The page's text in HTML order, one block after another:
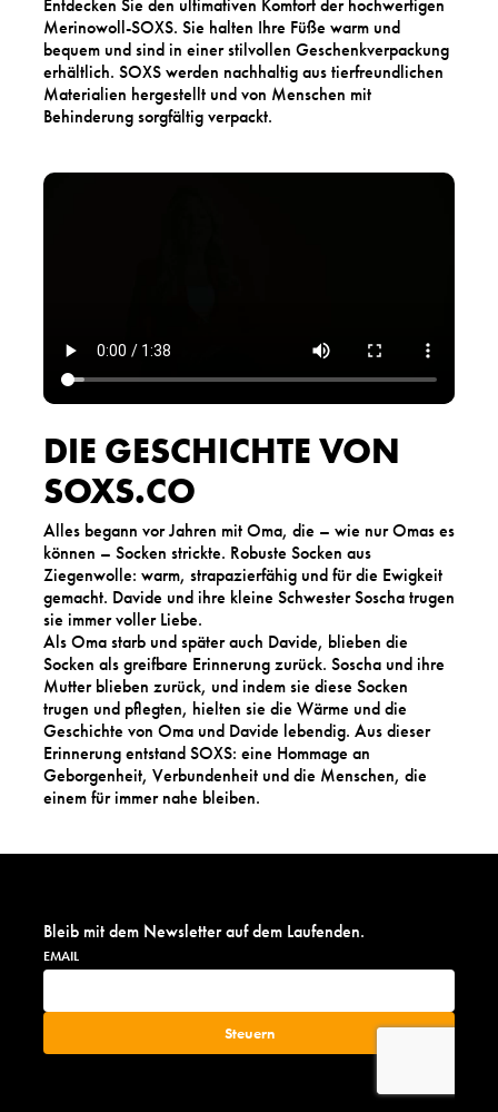
Entdecken Sie den ultimativen Komfort der hochwertigen
Merinowoll-SOXS. Sie halten Ihre Füße warm und
bequem und sind in einer stilvollen Geschenkverpackung
erhältlich. SOXS werden nachhaltig aus tierfreundlichen
Materialien hergestellt und von Menschen mit
Behinderung sorgfältig verpackt.
DIE GESCHICHTE VON
SOXS.CO
Alles begann vor Jahren mit Oma, die – wie nur Omas es
können – Socken strickte. Robuste Socken aus
Ziegenwolle: warm, strapazierfähig und für die Ewigkeit
gemacht. Davide und ihre kleine Schwester Soscha trugen
sie immer voller Liebe.
Als Oma starb und später auch Davide, blieben die
Socken als greifbare Erinnerung zurück. Soscha und ihre
Mutter blieben zurück, und indem sie diese Socken
trugen und pflegten, hielten sie die Wärme und die
Geschichte von Oma und Davide lebendig. Aus dieser
Erinnerung entstand SOXS: eine Hommage an
Geborgenheit, Verbundenheit und die Menschen, die
einem für immer nahe bleiben.
Bleib mit dem Newsletter auf dem Laufenden.